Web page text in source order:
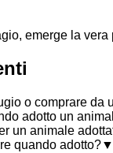
emerge la
o comprare da
adotto un
un animale
quando adotto?▼